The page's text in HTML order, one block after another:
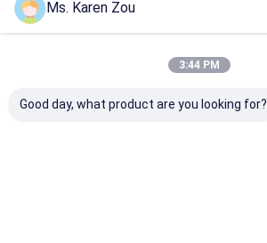
Ms. Karen Zou
3:44 PM
Good day, what product are you looking for?